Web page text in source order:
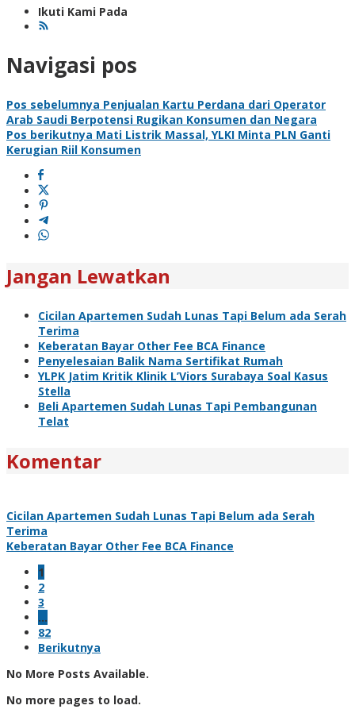
Ikuti Kami Pada
Navigasi pos
Pos sebelumnya Penjualan Kartu Perdana dari Operator
Arab Saudi Berpotensi Rugikan Konsumen dan Negara
Pos berikutnya Mati Listrik Massal, YLKI Minta PLN Ganti
Kerugian Riil Konsumen
Jangan Lewatkan
Cicilan Apartemen Sudah Lunas Tapi Belum ada Serah
Terima
Keberatan Bayar Other Fee BCA Finance
Penyelesaian Balik Nama Sertifikat Rumah
YLPK Jatim Kritik Klinik L’Viors Surabaya Soal Kasus
Stella
Beli Apartemen Sudah Lunas Tapi Pembangunan
Telat
Komentar
Cicilan Apartemen Sudah Lunas Tapi Belum ada Serah
Terima
Keberatan Bayar Other Fee BCA Finance
1
2
3
…
82
Berikutnya
No More Posts Available.
No more pages to load.